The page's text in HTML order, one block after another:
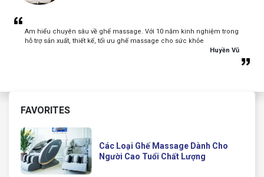
Am hiểu chuyên sâu về ghế massage. Với 10 năm kinh nghiệm trong
hỗ trợ sản xuất, thiết kế, tối ưu ghế massage cho sức khỏe
Huyền Vũ
FAVORITES
Các Loại Ghế Massage Dành Cho
Người Cao Tuổi Chất Lượng